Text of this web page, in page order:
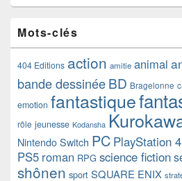
Mots-clés
404 Editions action amitie animal
bande dessinéeBD Bragelonne
emotion fantastique
rôle jeunesse Kodansha
Nintendo Switch PC PlayStation 4
PS5 roman RPG science fiction
shônen sport SQUARE ENIX